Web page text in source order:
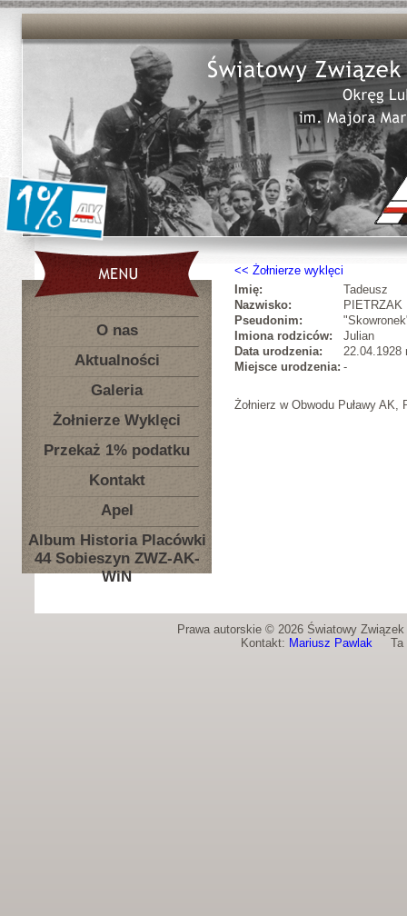
O nas
Aktualności
Galeria
Żołnierze Wyklęci
Przekaż 1% podatku
Kontakt
Apel
Album Historia Placówki
44 Sobieszyn ZWZ-AK-
WiN
Żołnierze wyklęci
Imię:
Tadeusz
Nazwisko:
PIETRZAK
Pseudonim:
Imiona rodziców:
Julian
Data urodzenia:
22.04.1928
Miejsce urodzenia: -
Żołnierz w Obwodu Puławy AK,
Prawa autorskie © 2026 Światowy
Kontakt: Mariusz PawlakTa